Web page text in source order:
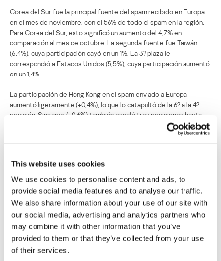
This website uses cookies
We use cookies to personalise content and ads, to
provide social media features and to analyse our traffic.
We also share information about your use of our site with
our social media, advertising and analytics partners who
may combine it with other information that you’ve
provided to them or that they’ve collected from your use
of their services.
Corea del Sur fue la principal fuente del spam recibido en Europa
en el mes de noviembre, con el 56% de todo el spam en la región.
Para Corea del Sur, esto significó un aumento del 4,7% en
comparación al mes de octubre. La segunda fuente fue Taiwán
(6,4%), cuya participación cayó en un 1%. La 3? plaza le
correspondió a Estados Unidos (5,5%), cuya participación aumentó
en un 1,4%.
La participación de Hong Kong en el spam enviado a Europa
aumentó ligeramente (+0,4%), lo que lo catapultó de la 6? a la 4?
posición. Singapur (+0,6%) también escaló tres posiciones hasta
y descender a la 5?. De igual manera, la participación de Ucrania
(2,3%) cayó en un 1,2%, lo que colocó a este país en el 7? lugar.
Kazajistán (-0,6%) e Italia (-0,8%) abandonaron el Top 10.
El 10? lugar de la lista en noviembre le correspondió a Rumania
(1,3%). La contribución de Rumania al spam total recibido en Europa
tuvo una leve baja (-0,1%).